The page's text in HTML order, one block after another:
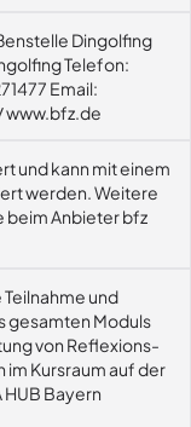
Dingolfing
Telefon:
Email:
www.bfz.de
und kann mit einem
werden. Weitere
beim Anbieter bfz
und
gesamten Moduls
von Reflexions-
im Kursraum auf der
Bayern